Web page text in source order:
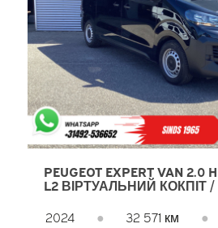
PEUGEOT EXPERT VAN 2.0
L2 ВІРТУАЛЬНИЙ КОКПІТ /
2024
● 32 571 км ●